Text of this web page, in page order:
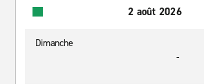
2 août 2026
Dimanche
-